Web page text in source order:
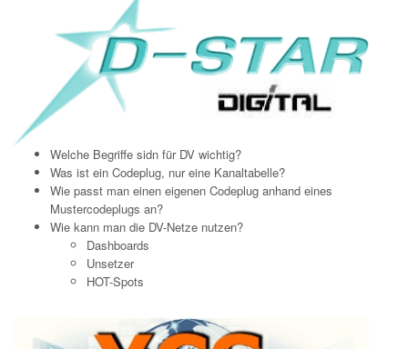
Welche Begriffe sidn für DV wichtig?
Was ist ein Codeplug, nur eine Kanaltabelle?
Wie passt man einen eigenen Codeplug anhand eines
Mustercodeplugs an?
Wie kann man die DV-Netze nutzen?
Dashboards
Unsetzer
HOT-Spots